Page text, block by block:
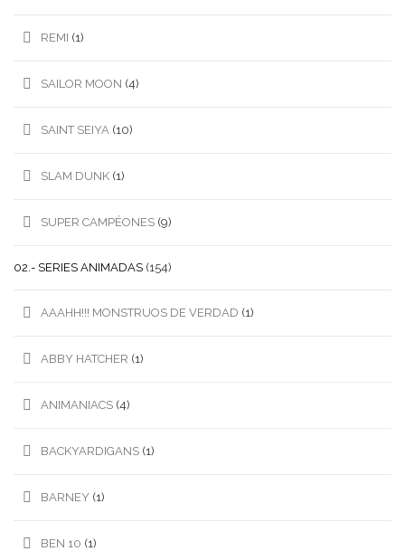
REMI (1)
SAILOR MOON (4)
SAINT SEIYA (10)
SLAM DUNK (1)
SUPER CAMPÉONES (9)
02.- SERIES ANIMADAS (154)
AAAHH!!! MONSTRUOS DE VERDAD (1)
ABBY HATCHER (1)
ANIMANIACS (4)
BACKYARDIGANS (1)
BARNEY (1)
BEN 10 (1)